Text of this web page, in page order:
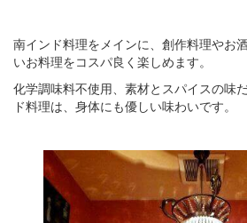
南インド料理をメインに、創作料理やお
いお料理をコスパ良く楽しめます。
化学調味料不使用、素材とスパイスの味
ド料理は、身体にも優しい味わいです。